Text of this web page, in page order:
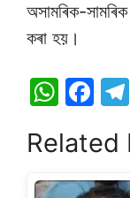
অসামৰিক-
কৰা হয়।
W
at
s
F
c
e
Related